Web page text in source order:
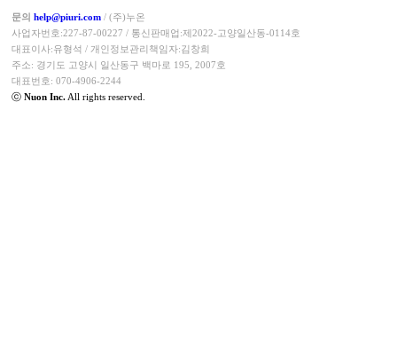
문의 help@piuri.com / (주)누온
사업자번호:227-87-00227 / 통신판매업:제2022-고양일산동-0114호
대표이사:유형석 / 개인정보관리책임자:김창희
주소: 경기도 고양시 일산동구 백마로 195, 2007호
대표번호: 070-4906-2244
ⓒ Nuon Inc. All rights reserved.